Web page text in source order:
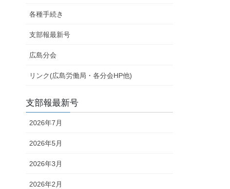
各種手続き
支部報最新号
広島分会
リンク(広島労働局・各分会HP他)
支部報最新号
2026年7月
2026年5月
2026年3月
2026年2月